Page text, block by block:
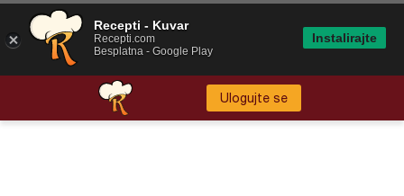
Ulogujte se
Recepti - Kuvar
Recepti.com
Besplatna - Google Play
Instalirajte